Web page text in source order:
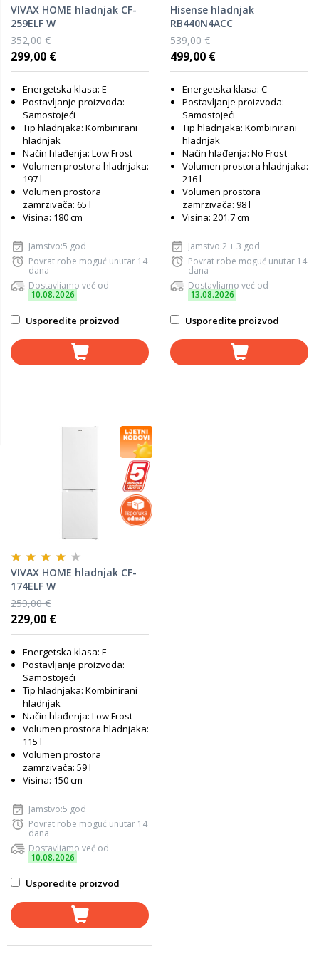
VIVAX HOME hladnjak CF-
259ELF W
352,00 €
299,00 €
Energetska klasa: E
Postavljanje proizvoda:
Samostojeći
Tip hladnjaka: Kombinirani
hladnjak
Način hlađenja: Low Frost
Volumen prostora hladnjaka:
197 l
Volumen prostora
zamrzivača: 65 l
Visina: 180 cm
Jamstvo:5 god
Povrat robe moguć unutar 14
dana
Dostavljamo već od
10.08.2026
Usporedite proizvod
Hisense hladnjak
RB440N4ACC
539,00 €
499,00 €
Energetska klasa: C
Postavljanje proizvoda:
Samostojeći
Tip hladnjaka: Kombinirani
hladnjak
Način hlađenja: No Frost
Volumen prostora hladnjaka:
216 l
Volumen prostora
zamrzivača: 98 l
Visina: 201.7 cm
Jamstvo:2 + 3 god
Povrat robe moguć unutar 14
dana
Dostavljamo već od
13.08.2026
Usporedite proizvod
VIVAX HOME hladnjak CF-
174ELF W
259,00 €
229,00 €
Energetska klasa: E
Postavljanje proizvoda:
Samostojeći
Tip hladnjaka: Kombinirani
hladnjak
Način hlađenja: Low Frost
Volumen prostora hladnjaka:
115 l
Volumen prostora
zamrzivača: 59 l
Visina: 150 cm
Jamstvo:5 god
Povrat robe moguć unutar 14
dana
Dostavljamo već od
10.08.2026
Usporedite proizvod